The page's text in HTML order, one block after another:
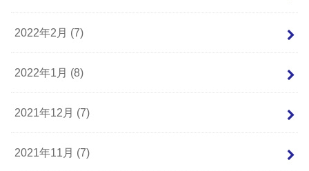
2022年2月 (7)
2022年1月 (8)
2021年12月 (7)
2021年11月 (7)